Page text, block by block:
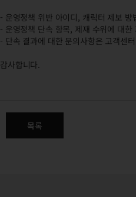
- 운영정책 위반 아이디, 캐릭터 제보 방
- 운영정책 단속 항목, 제재 수위에 대한
- 단속 결과에 대한 문의사항은 고객센터
감사합니다.
목록